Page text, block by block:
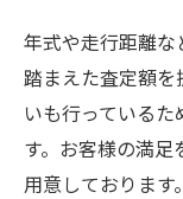
年式や走行距離
踏まえた査定額
いも行っている
す。お客様の満
用意しております。